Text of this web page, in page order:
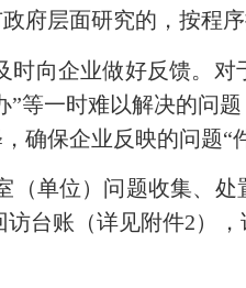
府层面研究的，按程序
时向企业做好反馈。对
”等一时难以解决的问
确保企业反映的问题“
（单位）问题收集、
台账（详见附件2）